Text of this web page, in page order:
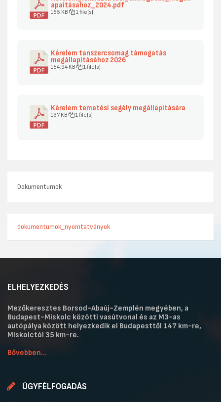
apaításahoz_2024.pdf
155 KB 1 file(s)
Kérelem tanszercsomag támogatás
megállapításához 2026
154.94 KB 1 file(s)
Kérelem temetési segély megállapítására
167 KB 1 file(s)
Dokumentumok
dokumentumok_nyomtatványok
ELHELYEZKEDÉS
Mezőkeresztes Borsod-Abaúj-Zemplén megyében, a
Budapest-Miskolc közötti vasútvonal és az M3-as
autópálya között helyezkedik el Budapesttől 147 km-re,
Miskolctól 35 km-re.
Bővebben...
ÜGYFÉLFOGADÁS